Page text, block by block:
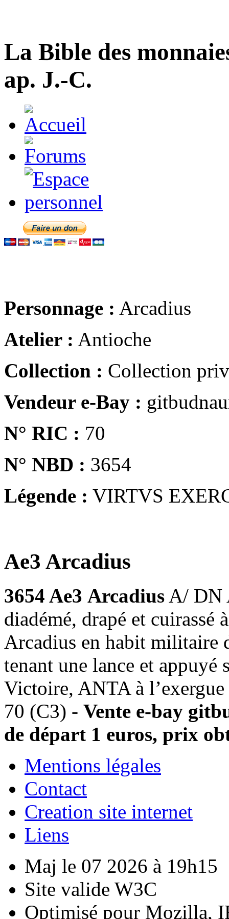
La Bible des
ap. J.-C.
Personnage : Arcadius
Atelier : Antioche
Collection : Collection
Vendeur e-Bay :
N° RIC : 70
N° NBD : 3654
Légende : VIRTVS
Ae3 Arcadius
3654 Ae3 Arcadius A/ DN
diadémé, drapé et
Arcadius en habit militaire
tenant une lance et
Victoire, ANTA à
70 (C3) - Vente e-bay
de départ 1 euros, prix
Mentions légales
Contact
Creation site internet
Liens
Maj le 07 2026 à 19h15
Site valide W3C
Optimisé pour Mozilla,